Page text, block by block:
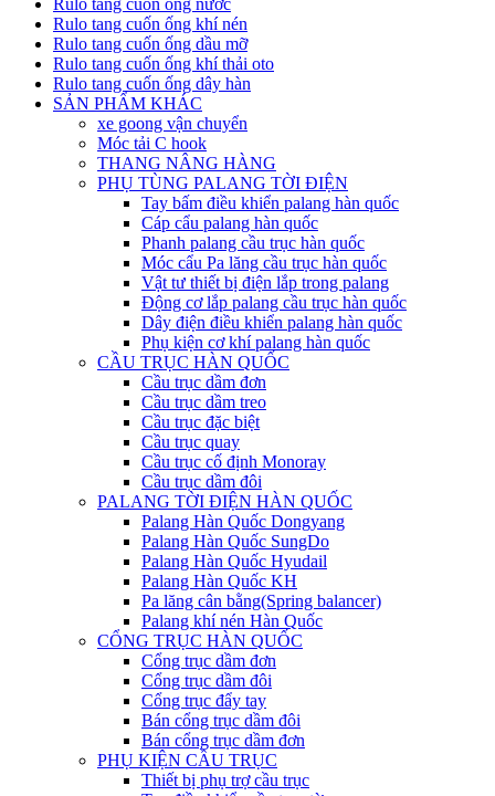
Rulo tang cuốn ống nước
Rulo tang cuốn ống khí nén
Rulo tang cuốn ống dầu mỡ
Rulo tang cuốn ống khí thải oto
Rulo tang cuốn ống dây hàn
SẢN PHẨM KHÁC
xe goong vận chuyển
Móc tải C hook
THANG NÂNG HÀNG
PHỤ TÙNG PALANG TỜI ĐIỆN
Tay bấm điều khiển palang hàn quốc
Cáp cẩu palang hàn quốc
Phanh palang cầu trục hàn quốc
Móc cẩu Pa lăng cầu trục hàn quốc
Vật tư thiết bị điện lắp trong palang
Động cơ lắp palang cầu trục hàn quốc
Dây điện điều khiển palang hàn quốc
Phụ kiện cơ khí palang hàn quốc
CẦU TRỤC HÀN QUỐC
Cầu trục dầm đơn
Cầu trục dầm treo
Cầu trục đặc biệt
Cầu trục quay
Cầu trục cố định Monoray
Cầu trục dầm đôi
PALANG TỜI ĐIỆN HÀN QUỐC
Palang Hàn Quốc Dongyang
Palang Hàn Quốc SungDo
Palang Hàn Quốc Hyudail
Palang Hàn Quốc KH
Pa lăng cân bằng(Spring balancer)
Palang khí nén Hàn Quốc
CỔNG TRỤC HÀN QUỐC
Cổng trục dầm đơn
Cổng trục dầm đôi
Cổng trục đẩy tay
Bán cổng trục dầm đôi
Bán cổng trục dầm đơn
PHỤ KIỆN CẦU TRỤC
Thiết bị phụ trợ cầu trục